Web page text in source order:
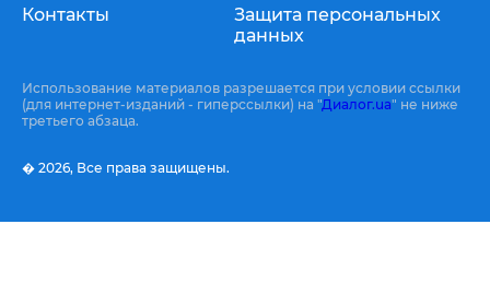
Контакты
Защита персональных
данных
Использование материалов разрешается при условии ссылки
(для интернет-изданий - гиперссылки) на "Диалог.ua" не ниже
третьего абзаца.
� 2026, Все права защищены.